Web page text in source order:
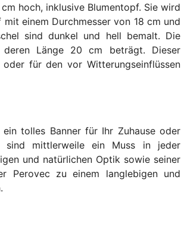
hoch, inklusive Blumentopf. Sie wird
einem Durchmesser von 18 cm und
sind dunkel und hell bemalt. Die
Länge 20 cm beträgt. Dieser
für den vor Witterungseinflüssen
tolles Banner für Ihr Zuhause oder
sind mittlerweile ein Muss in jeder
und natürlichen Optik sowie seiner
Perovec zu einem langlebigen und